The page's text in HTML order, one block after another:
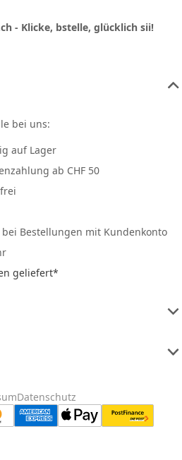
- Klicke, bstelle, glücklich sii!
bei uns:
auf Lager
ab CHF 50
bei Bestellungen mit Kundenkonto
geliefert*
Datenschutz